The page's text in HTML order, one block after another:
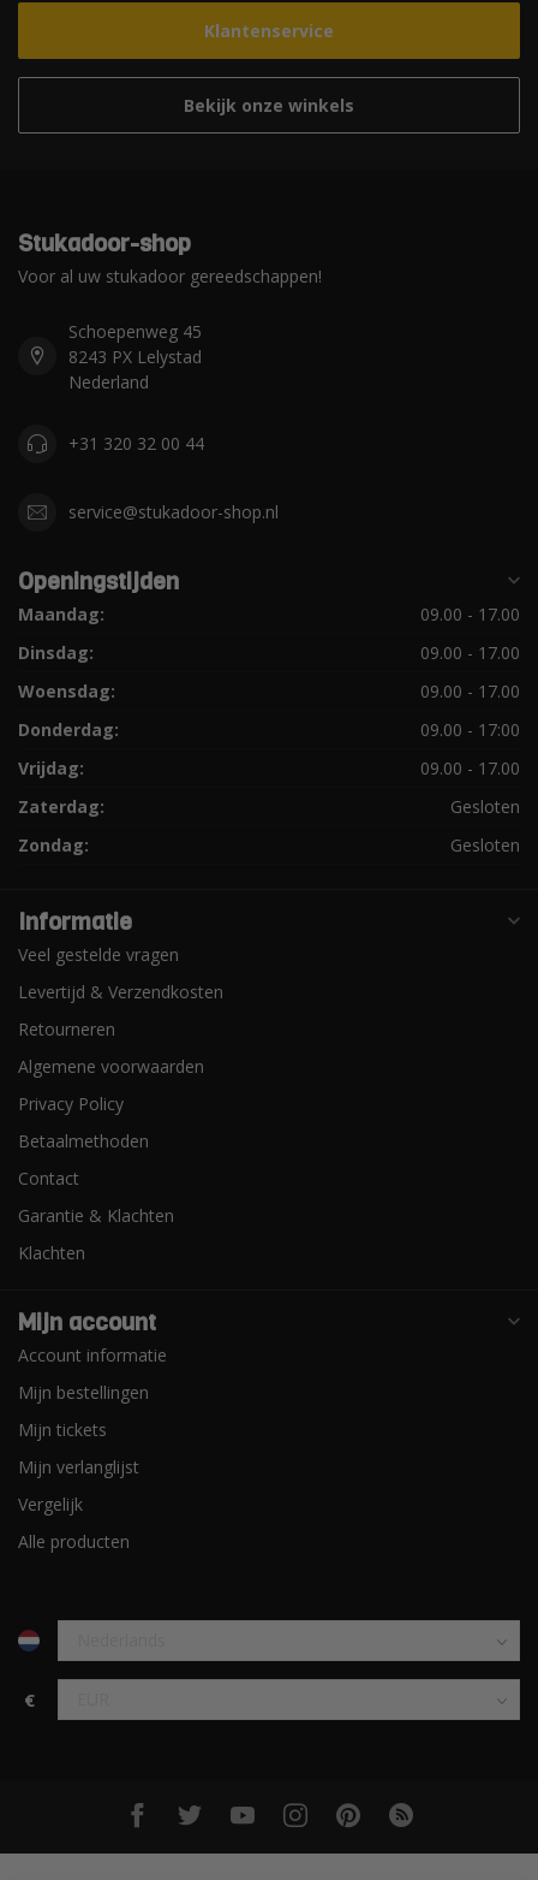
Klantenservice
Bekijk onze winkels
Stukadoor-shop
Voor al uw stukadoor gereedschappen!
Schoepenweg 45
8243 PX Lelystad
Nederland
+31 320 32 00 44
service@stukadoor-shop.nl
Openingstijden
Maandag:
09.00 - 17.00
Dinsdag:
09.00 - 17.00
Woensdag:
09.00 - 17.00
Donderdag:
09.00 - 17:00
Vrijdag:
09.00 - 17.00
Zaterdag:
Gesloten
Zondag:
Gesloten
Informatie
Veel gestelde vragen
Levertijd & Verzendkosten
Retourneren
Algemene voorwaarden
Privacy Policy
Betaalmethoden
Contact
Garantie & Klachten
Klachten
Mijn account
Account informatie
Mijn bestellingen
Mijn tickets
Mijn verlanglijst
Vergelijk
Alle producten
€